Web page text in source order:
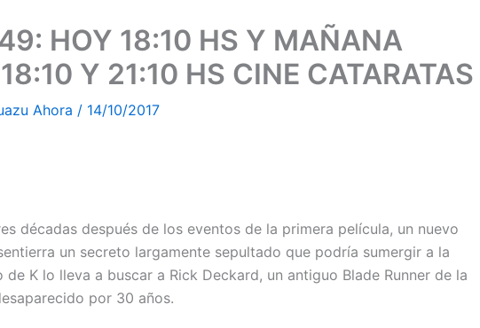
HOY 18:10 HS Y MAÑANA
Y 21:10 HS CINE CATARATAS
Ahora / 14/10/2017
décadas después de los eventos de la primera película, un nuevo
un secreto largamente sepultado que podría sumergir a la
K lo lleva a buscar a Rick Deckard, un antiguo Blade Runner de la
por 30 años.